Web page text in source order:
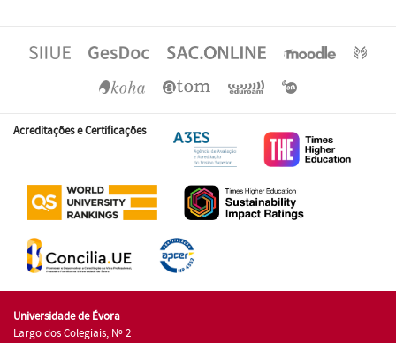
Acreditações e Certificações
Universidade de Évora
Largo dos Colegiais, Nº 2